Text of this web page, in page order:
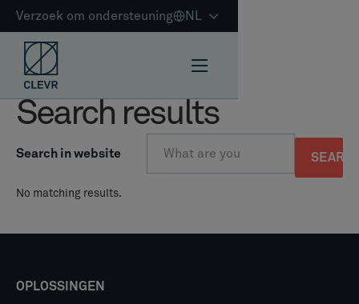
Verzoek om ondersteuning NL
Search results
Search in website
No matching results.
OPLOSSINGEN